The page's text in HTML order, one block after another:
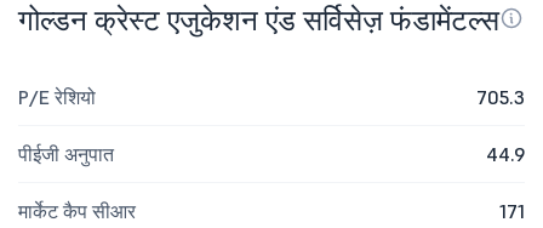
गोल्डन क्रेस्ट एजुकेशन एंड सर्विसेज़ फंडामेंटल्स
P/E रेशियो 705.3
पीईजी अनुपात 44.9
मार्केट कैप सीआर 171